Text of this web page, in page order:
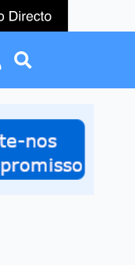
Search
Search
for: